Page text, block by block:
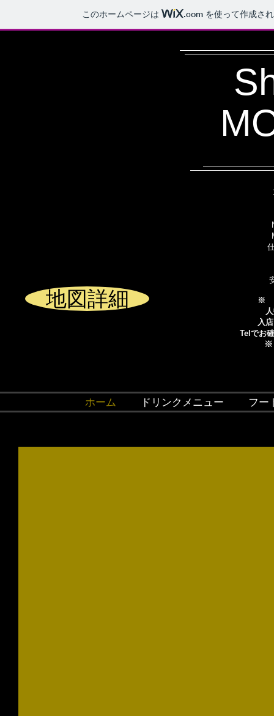
このホームページは .comを使って作成さ
地図詳細
※
入
Telでお
※
ホーム ドリンクメニュー フー